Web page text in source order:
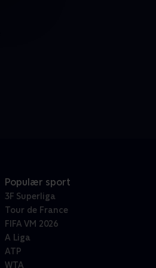
Populær sport
3F Superliga
Tour de France
FIFA VM 2026
A Liga
ATP
WTA